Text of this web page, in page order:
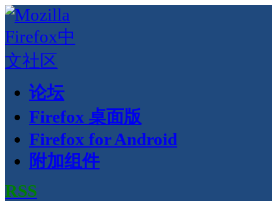
论坛
Firefox 桌面版
Firefox for Android
附加组件
RSS